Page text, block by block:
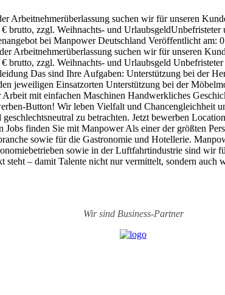
Arbeitnehmerüberlassung suchen wir für unseren
brutto, zzgl. Weihnachts- und
bei Manpower Deutschland Veröffentlicht am:
Arbeitnehmerüberlassung suchen wir für unseren
brutto, zzgl. Weihnachts- und Urlaubsgeld
Das sind Ihre Aufgaben: Unterstützung bei der
jeweiligen Einsatzorten Unterstützung bei der
mit einfachen Maschinen Handwerkliches
Button! Wir leben Vielfalt und Chancengleichheit
zu betrachten. Jetzt bewerben
finden Sie mit Manpower Als einer der größten
sowie für die Gastronomie und Hotellerie.
sowie in der Luftfahrt­industrie sind wir
steht – damit Talente nicht nur vermittelt, sondern
Wir sind Business-Partner